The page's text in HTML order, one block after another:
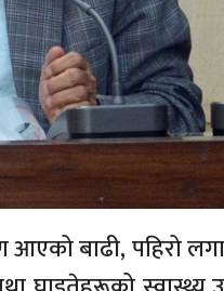
बाढी, पहिरो